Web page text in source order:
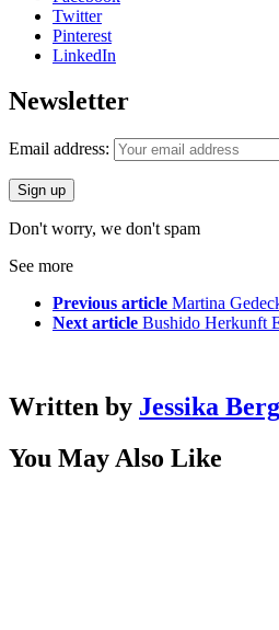
Twitter
Pinterest
LinkedIn
Newsletter
Email address:
Don't worry, we don't spam
See more
Previous article Martina
Next article Bushido Herkunft
Written by Jessika
You May Also Like